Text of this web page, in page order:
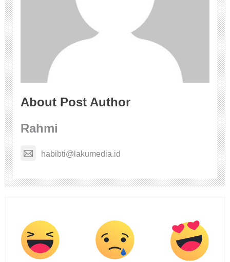
About Post Author
Rahmi
habibti@lakumedia.id